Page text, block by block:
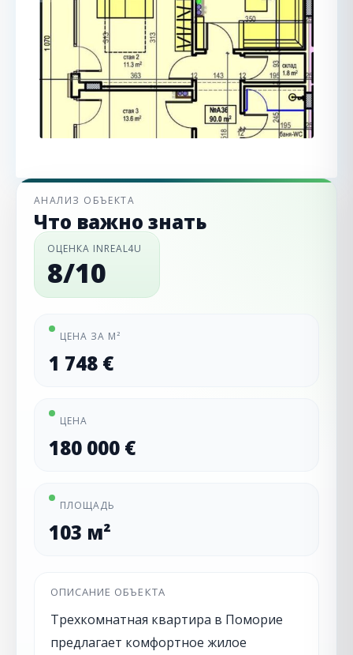
АНАЛИЗ ОБЪЕКТА
Что важно знать
ОЦЕНКА INREAL4U
8/10
ЦЕНА ЗА М²
1 748 €
ЦЕНА
180 000 €
ПЛОЩАДЬ
103 м²
ОПИСАНИЕ ОБЪЕКТА
Трехкомнатная квартира в Поморие
предлагает комфортное жилое